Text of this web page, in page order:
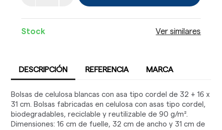
Stock Ver similares
DESCRIPCIÓN REFERENCIA MARCA
Bolsas de celulosa blancas con asa tipo cordel de 32 + 16 x
31 cm. Bolsas fabricadas en celulosa con asas tipo cordel,
biodegradables, reciclable y reutilizable de 90 g/m².
Dimensiones: 16 cm de fuelle, 32 cm de ancho y 31 cm de